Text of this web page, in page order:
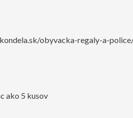
obyvacka-regaly-a-
ako 5 kusov